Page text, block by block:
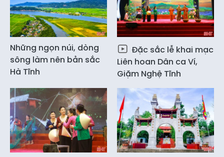
Những ngọn núi, dòng
sông làm nên bản sắc
Hà Tĩnh
Đặc sắc lễ khai mạc
Liên hoan Dân ca Ví,
Giặm Nghệ Tĩnh